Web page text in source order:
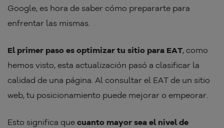
Google, es hora de saber cómo prepararte para
enfrentar las mismas.
El primer paso es optimizar tu sitio para EAT, como
hemos visto, esta actualización pasó a clasificar la
calidad de una página. Al consultar el EAT de un sitio
web, tu posicionamiento puede mejorar o empeorar.
Esto significa que cuanto mayor sea el nivel de